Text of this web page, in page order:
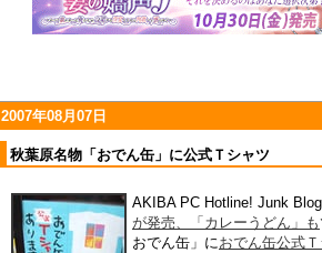
2007年08月07日
秋葉原名物「おでん缶」に公式Ｔシャツ
AKIBA PC Hotline! Junk
が発売、「カレーうどん」も
おでん缶」におでん缶公式